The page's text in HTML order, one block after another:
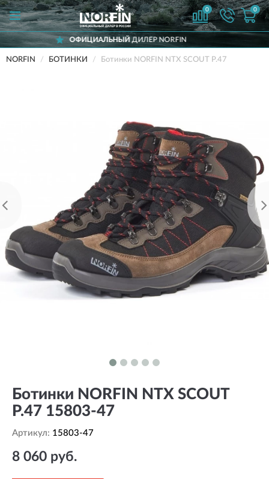
0 0
ОФИЦИАЛЬНЫЙДИЛЕР NORFIN
NORFIN БОТИНКИ Ботинки NORFIN NTX SCOUT Р.47
Ботинки NORFIN NTX SCOUT
Р.47 15803-47
Артикул: 15803-47
8 060 руб.